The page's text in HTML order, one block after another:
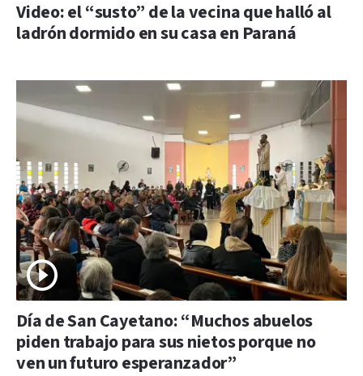
Video: el “susto” de la vecina que halló al
ladrón dormido en su casa en Paraná
Día de San Cayetano: “Muchos abuelos
piden trabajo para sus nietos porque no
ven un futuro esperanzador”